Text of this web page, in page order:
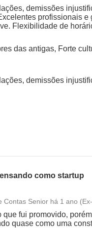
Conciliação com
Benefícios
demissões
profissionais e
Flexibilidade de
das antigas, Forte
demissões
como startup
Conciliação com
Contas Senior há 1 ano
fui promovido,
quase como uma